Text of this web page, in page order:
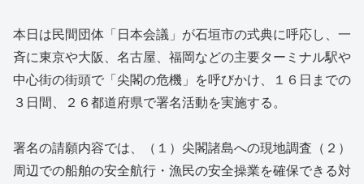
本日は民間団体「日本会議」が石垣市の式典に呼応し、一
斉に東京や大阪、名古屋、福岡などの主要ターミナル駅や
中心街の街頭で「尖閣の危機」を呼びかけ、１６日までの
３日間、２６都道府県で署名活動を実施する。
署名の請願内容では、（１）尖閣諸島への現地調査（２）
周辺での船舶の安全航行・漁民の安全操業を確保できる対